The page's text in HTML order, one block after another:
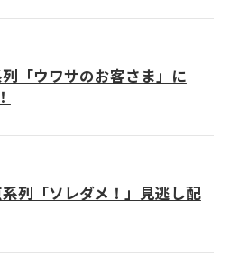
「ウワサのお客さま」に
列「ソレダメ！」見逃し配